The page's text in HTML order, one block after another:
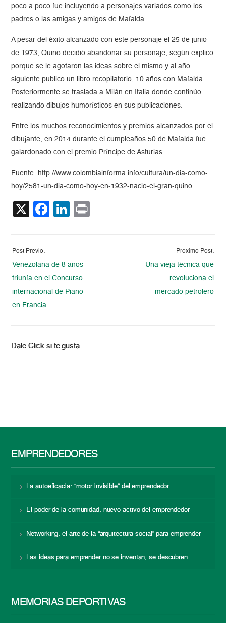
poco a poco fue incluyendo a personajes variados como los
padres o las amigas y amigos de Mafalda.
A pesar del éxito alcanzado con este personaje el 25 de junio
de 1973, Quino decidió abandonar su personaje, según explico
porque se le agotaron las ideas sobre el mismo y al año
siguiente publico un libro recopilatorio; 10 años con Mafalda.
Posteriormente se traslada a Milán en Italia donde continúo
realizando dibujos humorísticos en sus publicaciones.
Entre los muchos reconocimientos y premios alcanzados por el
dibujante, en 2014 durante el cumpleaños 50 de Mafalda fue
galardonado con el premio Príncipe de Asturias.
Fuente: http://www.colombiainforma.info/cultura/un-dia-como-
hoy/2581-un-dia-como-hoy-en-1932-nacio-el-gran-quino
X Facebook
LinkedIn
Post Previo:
Venezolana de 8 años
triunfa en el Concurso
internacional de Piano
en Francia
Proximo Post:
Una vieja técnica que
revoluciona el
mercado petrolero
Dale Click si te gusta
EMPRENDEDORES
La autoeficacia: “motor invisible” del emprendedor
El poder de la comunidad: nuevo activo del emprendedor
Networking: el arte de la “arquitectura social” para emprender
Las ideas para emprender no se inventan, se descubren
MEMORIAS DEPORTIVAS